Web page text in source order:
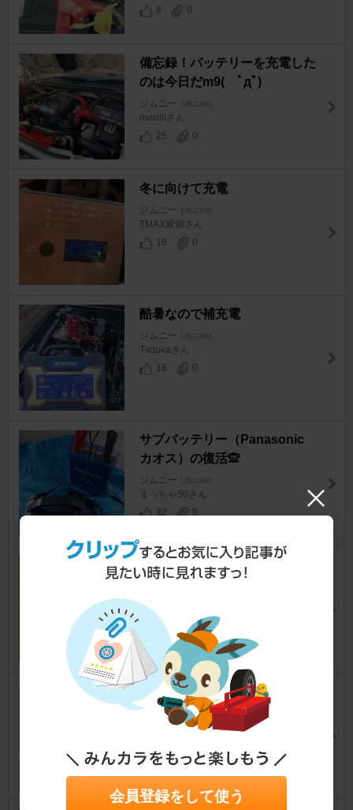
8
0
備忘録！バッテリーを充電した
のは今日だm9( ﾟдﾟ)
ジムニー [JB23W]
merrillさん
25
0
冬に向けて充電
ジムニー [JB23W]
TMAX親爺さん
16
0
酷暑なので補充電
ジムニー [JB23W]
Tiidukaさん
16
0
サブバッテリー（Panasonic
カオス）の復活🙊
ジムニー [JB23W]
まっちゃ50さん
32
0
職後のソーラーバッテリーチャ
ージャーセルスターSB700取り
付け
ジムニー [JB23W]
てっちゃん＠さん
17
イルミネーションバルブ交換
ジムニー [JB23W]
ichibanboshifinkさん
会員登録をして使う